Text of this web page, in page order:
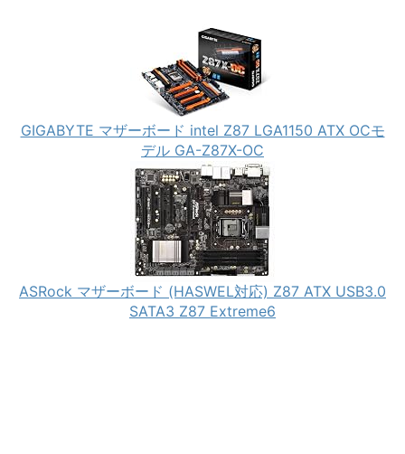
GIGABYTE マザーボード intel Z87 LGA1150 ATX OCモ
デル GA-Z87X-OC
ASRock マザーボード (HASWEL対応) Z87 ATX USB3.0
SATA3 Z87 Extreme6